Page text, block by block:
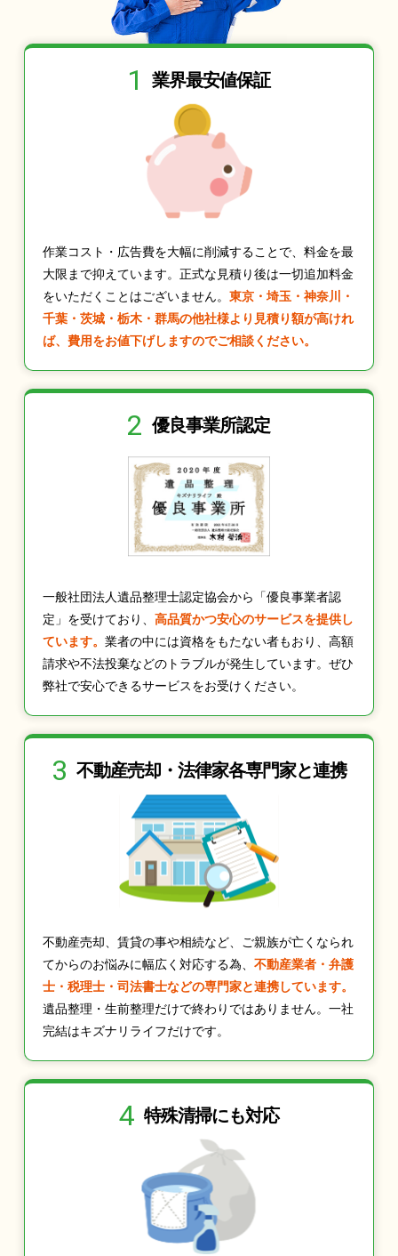
1 業界最安値保証
作業コスト・広告費を大幅に削減することで、料金を最
大限まで抑えています。正式な見積り後は一切追加料金
をいただくことはございません。 東京・埼玉・神奈川・
千葉・茨城・栃木・群馬の他社様より見積り額が高けれ
ば、費用をお値下げしますのでご相談ください。
2 優良事業所認定
一般社団法人遺品整理士認定協会から「優良事業者認
定」を受けており、 高品質かつ安心のサービスを提供し
ています。 業者の中には資格をもたない者もおり、高額
請求や不法投棄などのトラブルが発生しています。ぜひ
弊社で安心できるサービスをお受けください。
3 不動産売却・法律家各専門家と連携
不動産売却、賃貸の事や相続など、ご親族が亡くなられ
てからのお悩みに幅広く対応する為、 不動産業者・弁護
士・税理士・司法書士などの専門家と連携しています。
遺品整理・生前整理だけで終わりではありません。一社
完結はキズナリライフだけです。
4 特殊清掃にも対応